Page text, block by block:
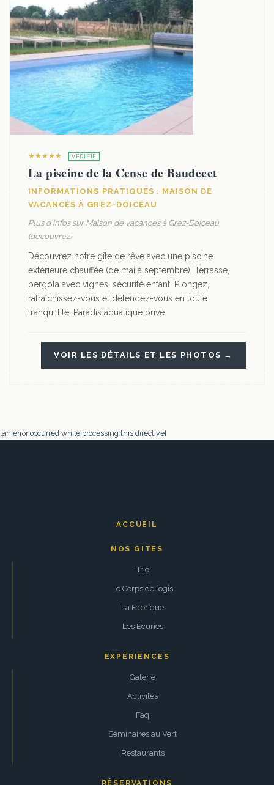
★★★★★ VÉRIFIÉ
La piscine de la Cense de Baudecet
INFORMATIONS PRATIQUES : MAISON DE
VACANCES À GREZ-DOICEAU
Plus d'infos sur Maison de vacances à Grez-Doiceau
(découvrez)
Découvrez notre gîte de rêve avec une piscine
extérieure chauffée (de mai à septembre). Terrasse,
pergola avec vignes, sécurité enfant. Plongez,
rafraîchissez-vous et détendez-vous en toute
tranquillité. Paradis aquatique privé.
VOIR LES DÉTAILS ET LES PHOTOS →
[an error occurred while processing this directive]
ACCUEIL
NOS GITES
Trio
Le Corps de logis
La Fabrique
Les Écuries
EXPÉRIENCES
Galerie
Activités
Faq
Séminaires au Vert
Restaurants